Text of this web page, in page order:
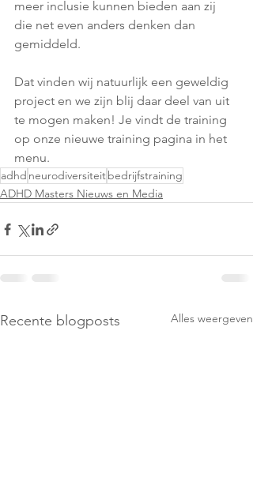
meer inclusie kunnen bieden aan zij
die net even anders denken dan
gemiddeld.
Dat vinden wij natuurlijk een geweldig
project en we zijn blij daar deel van uit
te mogen maken! Je vindt de training
op onze nieuwe training pagina in het
menu.
adhd neurodiversiteitbedrijfstraining
ADHD Masters Nieuws en Media
Recente blogposts Alles weergeven